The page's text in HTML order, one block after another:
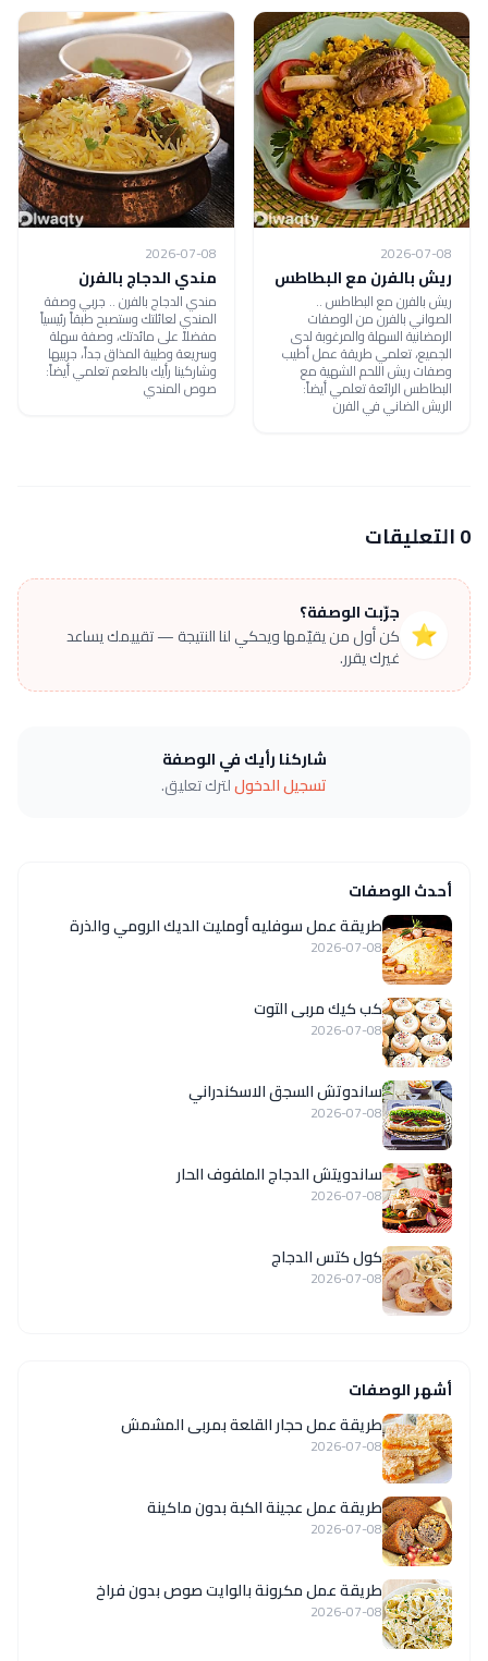
2026-07-08
ريش بالفرن مع البطاطس
ريش بالفرن مع البطاطس ..
الصواني بالفرن من الوصفات
الرمضانية السهلة والمرغوبة لدى
الجميع، تعلمي طريقة عمل أطيب
وصفات ريش اللحم الشهية مع
البطاطس الرائعة تعلمي أيضاً:
الريش الضاني في الفرن
2026-07-08
مندي الدجاج بالفرن
مندي الدجاج بالفرن .. جربي وصفة
المندي لعائلتك وستصبح طبقاً رئيسياً
مفضلاً على مائدتك، وصفة سهلة
وسريعة وطيبة المذاق جداً، جربيها
وشاركينا رأيك بالطعم تعلمي أيضاً:
صوص المندي
0 التعليقات
⭐
جرّبت الوصفة؟
كن أول من يقيّمها ويحكي لنا النتيجة — تقييمك يساعد
غيرك يقرر.
شاركنا رأيك في الوصفة
تسجيل الدخوللترك تعليق.
أحدث الوصفات
طريقة عمل سوفليه أومليت الديك الرومي والذرة
2026-07-08
كب كيك مربى التوت
2026-07-08
ساندوتش السجق الاسكندراني
2026-07-08
ساندويتش الدجاج الملفوف الحار
2026-07-08
كول كتس الدجاج
2026-07-08
أشهر الوصفات
طريقة عمل حجار القلعة بمربى المشمش
2026-07-08
طريقة عمل عجينة الكبة بدون ماكينة
2026-07-08
طريقة عمل مكرونة بالوايت صوص بدون فراخ
2026-07-08